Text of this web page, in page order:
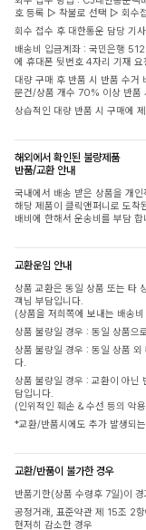
호 등록 ▷ 착불로 선택 ▷ 회수
회수 접수 후 대한통운 담당 기
배송비 입금계좌 : 국민은행
에 휴대폰 뒷번호 4자리 기재 요
대량 구매 후 반품 시 반품 수거
문건/상품 개수 70% 이상 반품
상습적인 대량 반품 시 구매에
해외에서 확인된 불량제품
반품/교환 안내
국내에서 배송 받은 상품을 개
해당 제품이 클릭앤퍼니로 도착
배비에 한해서 운송비를 부담 합
교환운임 안내
상품 교환은 동일 상품 또는 타
객님 부담입니다.
(상품을 저희쪽에 보내는 배
상품 불량일 경우 : 동일 상품으
상품 불량일 경우 : 동일 상품
다.
상품 불량일 경우 : 교환이 아
담입니다.
(인위적인 훼손 & 수선 등의 악
*교환/반품시에도 추가 발생되
교환/반품이 불가한 경우
반품기한(상품 수령후 7일)이 경
공정거래, 표준약관 제 15조 2
현저히 감소한 경우